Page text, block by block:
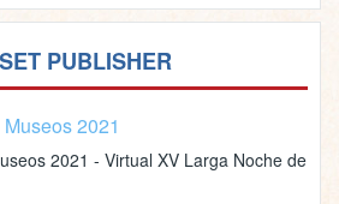
PUBLISHER
2021
2021 - Virtual XV Larga Noche de